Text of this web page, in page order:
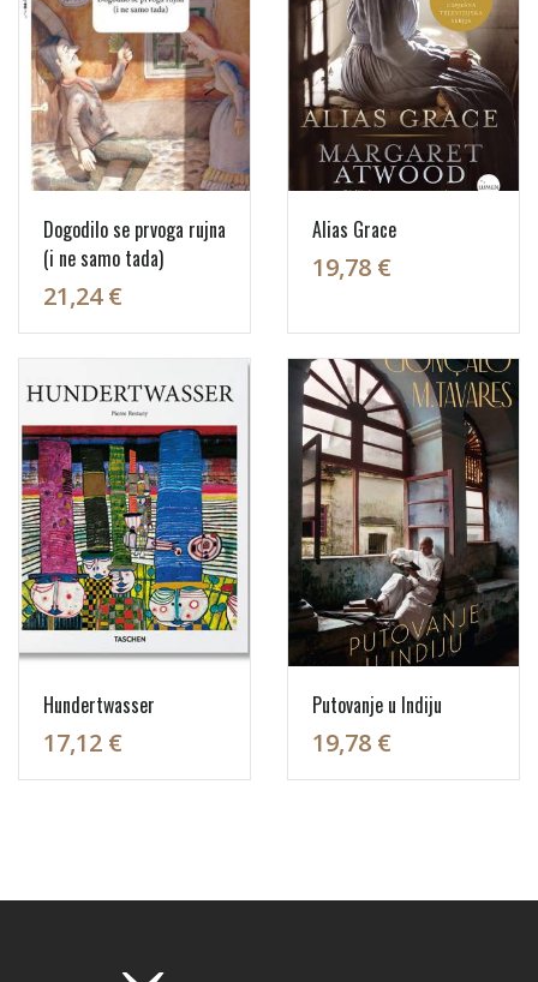
Dogodilo se prvoga rujna
(i ne samo tada)
21,24 €
Alias Grace
19,78 €
Hundertwasser
17,12 €
Putovanje u Indiju
19,78 €